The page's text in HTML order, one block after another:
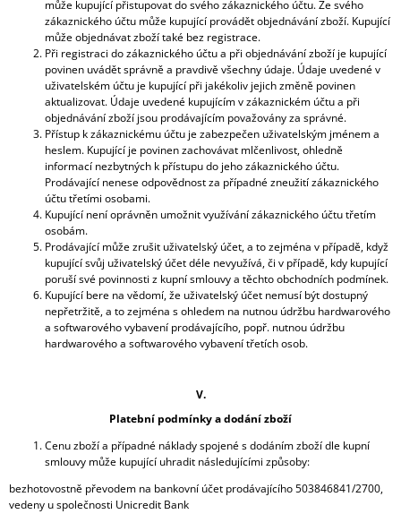
může kupující přistupovat do svého zákaznického účtu. Ze svého
zákaznického účtu může kupující provádět objednávání zboží. Kupující
může objednávat zboží také bez registrace.
Při registraci do zákaznického účtu a při objednávání zboží je kupující
povinen uvádět správně a pravdivě všechny údaje. Údaje uvedené v
uživatelském účtu je kupující při jakékoliv jejich změně povinen
aktualizovat. Údaje uvedené kupujícím v zákaznickém účtu a při
objednávání zboží jsou prodávajícím považovány za správné.
Přístup k zákaznickému účtu je zabezpečen uživatelským jménem a
heslem. Kupující je povinen zachovávat mlčenlivost, ohledně
informací nezbytných k přístupu do jeho zákaznického účtu.
Prodávající nenese odpovědnost za případné zneužití zákaznického
účtu třetími osobami.
Kupující není oprávněn umožnit využívání zákaznického účtu třetím
osobám.
Prodávající může zrušit uživatelský účet, a to zejména v případě, když
kupující svůj uživatelský účet déle nevyužívá, či v případě, kdy kupující
poruší své povinnosti z kupní smlouvy a těchto obchodních podmínek.
Kupující bere na vědomí, že uživatelský účet nemusí být dostupný
nepřetržitě, a to zejména s ohledem na nutnou údržbu hardwarového
a softwarového vybavení prodávajícího, popř. nutnou údržbu
hardwarového a softwarového vybavení třetích osob.
V.
Platební podmínky a dodání zboží
Cenu zboží a případné náklady spojené s dodáním zboží dle kupní
smlouvy může kupující uhradit následujícími způsoby:
bezhotovostně převodem na bankovní účet prodávajícího 503846841/2700,
vedeny u společnosti Unicredit Bank